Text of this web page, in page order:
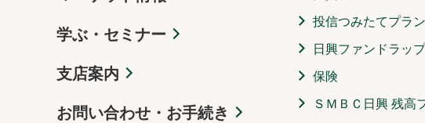
学ぶ・セミナー
支店案内
お問い合わせ・お手続き
投信つみたてプラン
日興ファンドラップ
保険
ＳＭＢＣ日興 残高